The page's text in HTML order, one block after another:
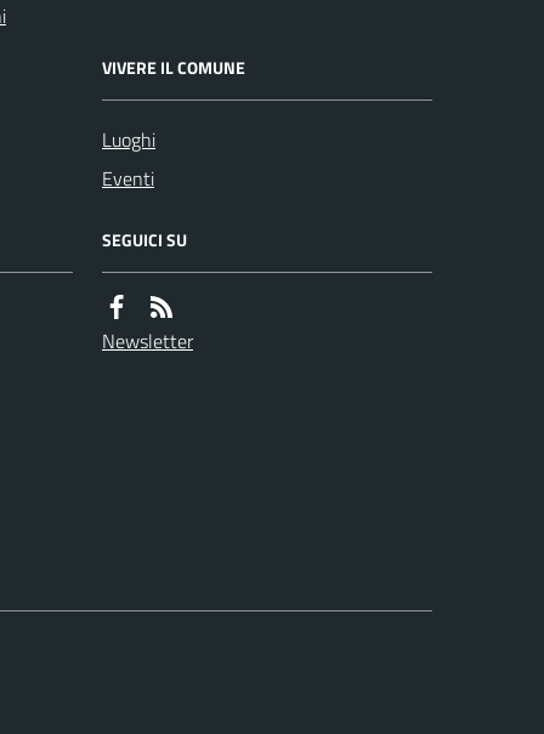
VIVERE IL COMUNE
Luoghi
Eventi
SEGUICI SU
Newsletter